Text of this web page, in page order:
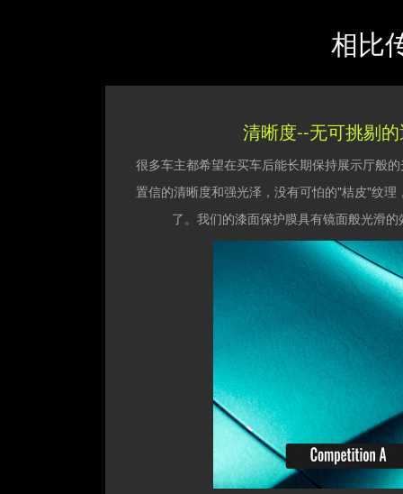
相比
清晰度--无可挑剔
很多车主都希望在买车后能长期保持展示厅般
置信的清晰度和强光泽，没有可怕的"桔皮"纹
了。我们的漆面保护膜具有镜面般光滑